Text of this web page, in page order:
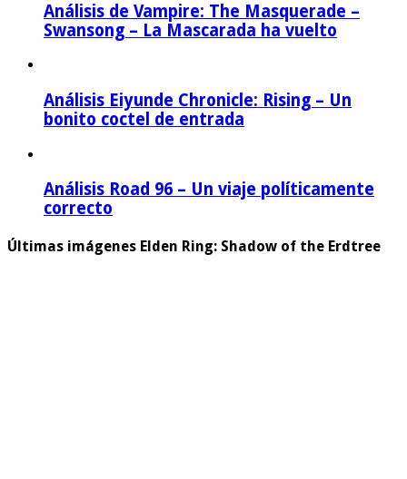
Análisis de Vampire: The Masquerade –
Swansong – La Mascarada ha vuelto
Análisis Eiyunde Chronicle: Rising – Un
bonito coctel de entrada
Análisis Road 96 – Un viaje políticamente
correcto
Últimas imágenes Elden Ring: Shadow of the Erdtree